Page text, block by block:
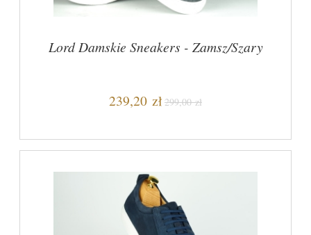
Lord Damskie Sneakers - Zamsz/Szary
239,20 zł 299,00 zł